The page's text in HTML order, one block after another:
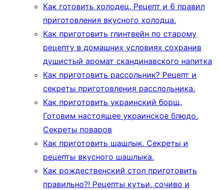
Как готовить холодец. Рецепт и 6 правил
приготовления вкусного холодца.
Как приготовить глинтвейн по старому
рецепту в домашних условиях сохранив
душистый аромат скандинавского напитка
Как приготовить рассольник? Рецепт и
секреты приготовления расслольника.
Как приготовить украинский борщ.
Готовим настоящее украинское блюдо.
Секреты поваров
Как приготовить шашлык. Секреты и
рецепты вкусного шашлыка.
Как рождественский стол приготовить
правильно?! Рецепты кутьи, сочиво и